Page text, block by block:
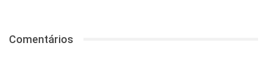
Comentários